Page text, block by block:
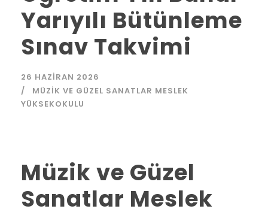
Yarıyılı Bütünleme
Sınav Takvimi
26 HAZIRAN 2026
MÜZIK VE GÜZEL SANATLAR MESLEK
YÜKSEKOKULU
Müzik ve Güzel
Sanatlar Meslek